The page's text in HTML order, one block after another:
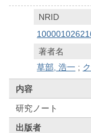
NRID
著者名
草部, 浩一 ;
内容
研究ノート
出版者